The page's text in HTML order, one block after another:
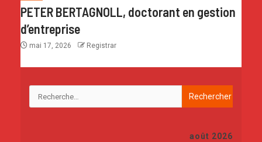
PETER BERTAGNOLL, doctorant en gestion
d’entreprise
mai 17, 2026 Registrar
août 2026